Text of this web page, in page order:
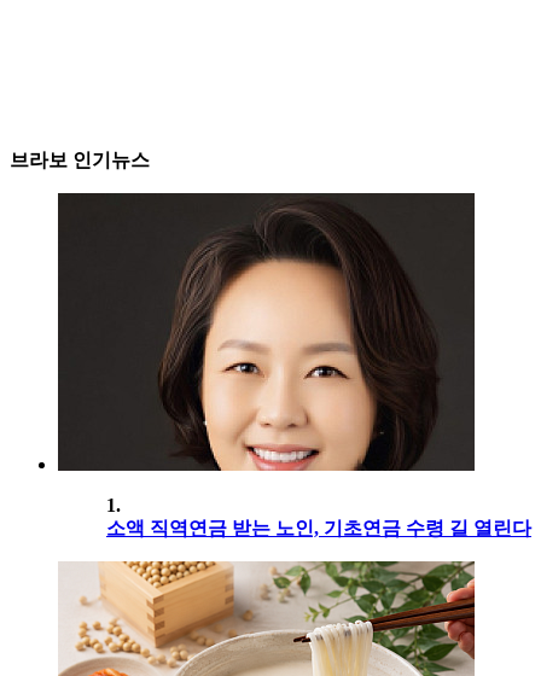
브라보 인기뉴스
1.
소액 직역연금 받는 노인, 기초연금 수령 길 열린다